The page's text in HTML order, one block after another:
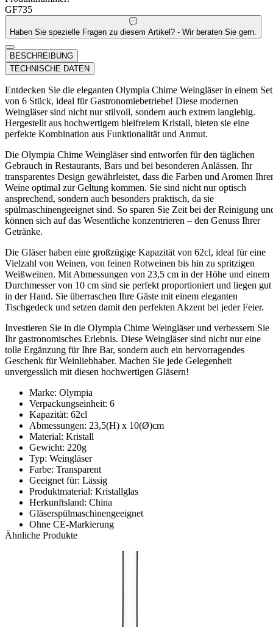
GF735
Haben Sie spezielle Fragen zu diesem Artikel? - Wir beraten Sie gern.
BESCHREIBUNG
TECHNISCHE DATEN
Entdecken Sie die eleganten Olympia Chime Weingläser in einem Set
von 6 Stück, ideal für Gastronomiebetriebe! Diese modernen
Weingläser sind nicht nur stilvoll, sondern auch extrem langlebig.
Hergestellt aus hochwertigem bleifreiem Kristall, bieten sie eine
perfekte Kombination aus Funktionalität und Anmut.
Die Olympia Chime Weingläser sind entworfen für den täglichen
Gebrauch in Restaurants, Bars und bei besonderen Anlässen. Ihr
transparentes Design gewährleistet, dass die Farben und Aromen Ihrer
Weine optimal zur Geltung kommen. Sie sind nicht nur optisch
ansprechend, sondern auch besonders praktisch, da sie
spülmaschinengeeignet sind. So sparen Sie Zeit bei der Reinigung
können sich auf das Wesentliche konzentrieren – den Genuss Ihrer
Getränke.
Die Gläser haben eine großzügige Kapazität von 62cl, ideal für eine
Vielzahl von Weinen, von feinen Rotweinen bis hin zu spritzigen
Weißweinen. Mit Abmessungen von 23,5 cm in der Höhe und einem
Durchmesser von 10 cm sind sie perfekt proportioniert und liegen gut
in der Hand. Sie überraschen Ihre Gäste mit einem eleganten
Tischgedeck und setzen damit den perfekten Akzent bei jeder Feier.
Investieren Sie in die Olympia Chime Weingläser und verbessern Sie
Ihr gastronomisches Erlebnis. Diese Weingläser sind nicht nur eine
tolle Ergänzung für Ihre Bar, sondern auch ein hervorragendes
Geschenk für Weinliebhaber. Machen Sie jede Gelegenheit
unvergesslich mit diesen hochwertigen Gläsern!
Marke: Olympia
Verpackungseinheit: 6
Kapazität: 62cl
Abmessungen: 23,5(H) x 10(Ø)cm
Material: Kristall
Gewicht: 220g
Typ: Weingläser
Farbe: Transparent
Geeignet für: Lässig
Produktmaterial: Kristallglas
Herkunftsland: China
Gläserspülmaschinengeeignet
Ohne CE-Markierung
Ähnliche Produkte